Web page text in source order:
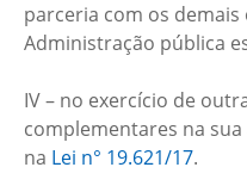
parceria com os
Administração pública
IV – no exercício de
complementares na
na Lei n° 19.621/17.